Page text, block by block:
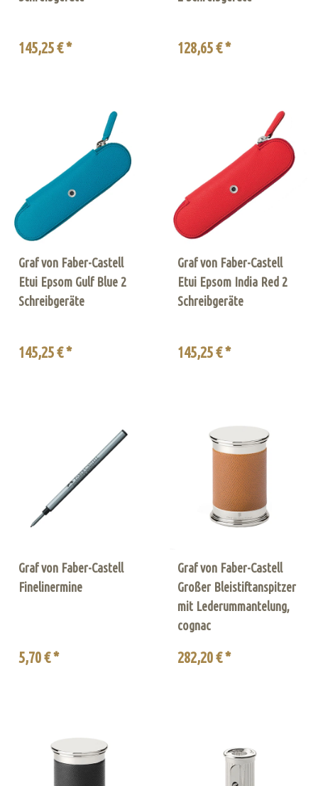
145,25 € * 128,65 € *
Graf von Faber-Castell
Etui Epsom Gulf Blue 2
Schreibgeräte
145,25 € *
Graf von Faber-Castell
Etui Epsom India Red 2
Schreibgeräte
145,25 € *
Graf von Faber-Castell
Finelinermine
5,70 € *
Graf von Faber-Castell
Großer Bleistiftanspitzer
mit Lederummantelung,
cognac
282,20 € *